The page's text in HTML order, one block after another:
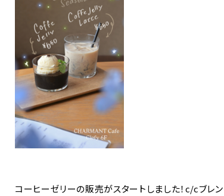
コーヒーゼリーの販売がスタートしました！c/cブレ